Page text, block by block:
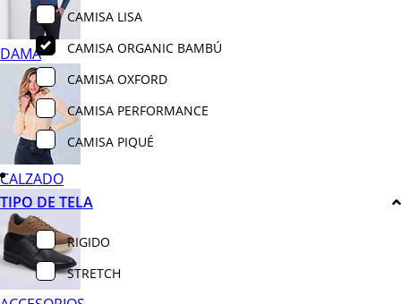
DAMA
CALZADO
CAMISA LISA
CAMISA ORGANIC BAMBÚ
CAMISA OXFORD
CAMISA PERFORMANCE
CAMISA PIQUÉ
TIPO DE TELA
RIGIDO
STRETCH